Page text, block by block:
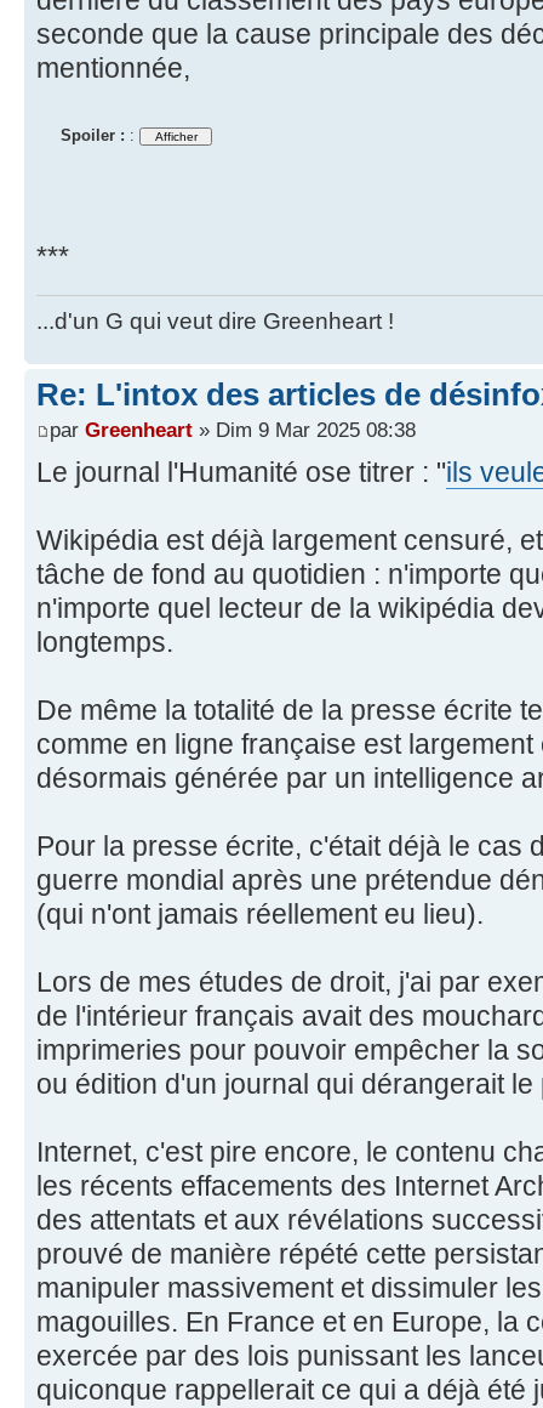
seconde que la cause principale des
mentionnée,
Spoiler : :
***
...d'un G qui veut dire Greenheart !
Re: L'intox des articles de
par Greenheart » Dim 9 Mar 2025 08:38
Le journal l'Humanité ose titrer : "ils
Wikipédia est déjà largement censuré,
tâche de fond au quotidien : n'importe
n'importe quel lecteur de la wikipédia
longtemps.
De même la totalité de la presse écrite
comme en ligne française est
désormais générée par un intelligence
Pour la presse écrite, c'était déjà le cas
guerre mondial après une prétendue
(qui n'ont jamais réellement eu lieu).
Lors de mes études de droit, j'ai par
de l'intérieur français avait des
imprimeries pour pouvoir empêcher la
ou édition d'un journal qui dérangerait le
Internet, c'est pire encore, le contenu
les récents effacements des Internet
des attentats et aux révélations
prouvé de manière répété cette
manipuler massivement et dissimuler
magouilles. En France et en Europe, la
exercée par des lois punissant les
quiconque rappellerait ce qui a déjà été